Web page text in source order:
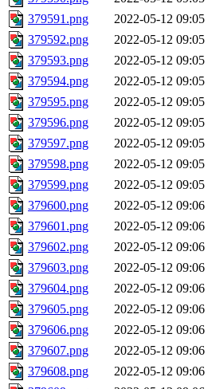
379591.png
2022-05-12 09:05
379592.png
2022-05-12 09:05
379593.png
2022-05-12 09:05
379594.png
2022-05-12 09:05
379595.png
2022-05-12 09:05
379596.png
2022-05-12 09:05
379597.png
2022-05-12 09:05
379598.png
2022-05-12 09:05
379599.png
2022-05-12 09:05
379600.png
2022-05-12 09:06
379601.png
2022-05-12 09:06
379602.png
2022-05-12 09:06
379603.png
2022-05-12 09:06
379604.png
2022-05-12 09:06
379605.png
2022-05-12 09:06
379606.png
2022-05-12 09:06
379607.png
2022-05-12 09:06
379608.png
2022-05-12 09:06